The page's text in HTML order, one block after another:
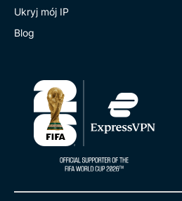
Ukryj mój IP
Blog